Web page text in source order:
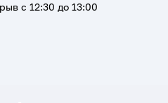
с 12:30 до 13:00